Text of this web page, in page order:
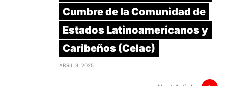
Cumbre de la Comunidad de
Estados Latinoamericanos y
Caribeños (Celac)
ABRIL 9, 2025